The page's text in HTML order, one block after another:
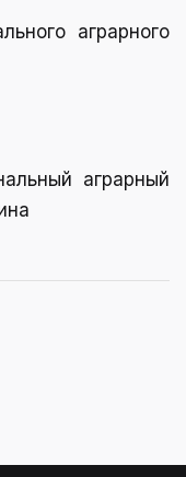
аграрного
аграрный